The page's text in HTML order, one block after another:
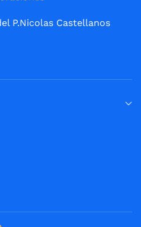
P.Nicolas Castellanos